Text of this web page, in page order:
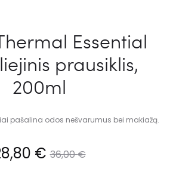
Essential
prausiklis,
200ml
pašalina odos nešvarumus bei makiažą.
36,00€
€